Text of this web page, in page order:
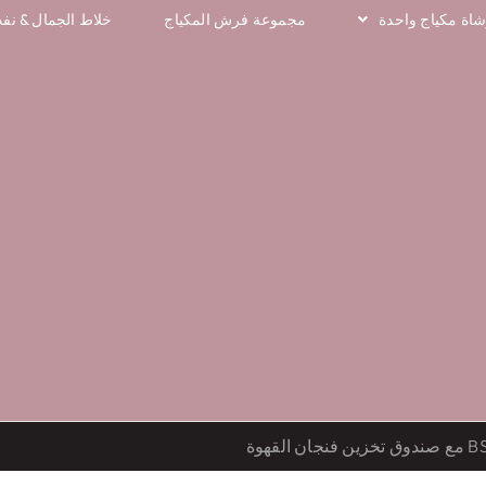
مكياج واحدة مجموعة فرش المكياج خلاط الجمال &